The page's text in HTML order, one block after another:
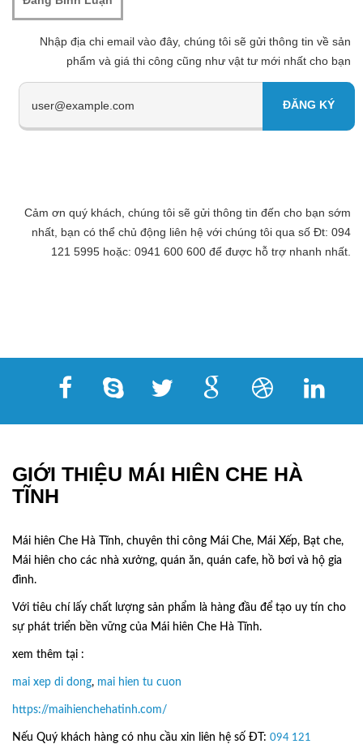
Nhập địa chi email vào đây, chúng tôi sẽ gửi thông tin về sản
phẩm và giá thi công cũng như vật tư mới nhất cho bạn
Cảm ơn quý khách, chúng tôi sẽ gửi thông tin đến cho bạn sớm
nhất, bạn có thể chủ động liên hệ với chúng tôi qua số Đt: 094
121 5995 hoặc: 0941 600 600 để được hỗ trợ nhanh nhất.
GIỚI THIỆU MÁI HIÊN CHE HÀ
TĨNH
Mái hiên Che Hà Tĩnh, chuyên thi công Mái Che, Mái Xếp, Bạt che,
Mái hiên cho các nhà xưởng, quán ăn, quán cafe, hồ bơi và hộ gia
đình.
Với tiêu chí lấy chất lượng sản phẩm là hàng đầu để tạo uy tín cho
sự phát triển bền vững của Mái hiên Che Hà Tĩnh.
xem thêm tại :
mai xep di dong, mai hien tu cuon
https://maihienchehatinh.com/
Nếu Quý khách hàng có nhu cầu xin liên hệ số ĐT: 094 121